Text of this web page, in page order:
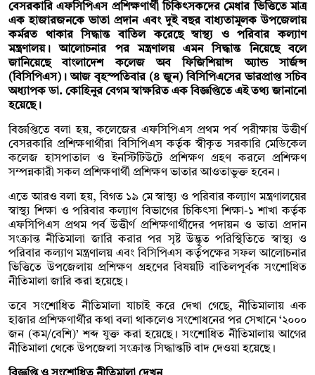
বেসরকারি এফসিপিএস প্রশিক্ষণার্থী চিকিৎসকদের মেধার ভিত্তিতে মাত্র
এক হাজারজনকে ভাতা প্রদান এবং দুই বছর বাধ্যতামূলক উপজেলায়
কর্মরত থাকার সিদ্ধান্ত বাতিল করেছে স্বাস্থ্য ও পরিবার কল্যাণ
মন্ত্রণালয়। আলোচনার পর মন্ত্রণালয় এমন সিদ্ধান্ত নিয়েছে বলে
জানিয়েছে বাংলাদেশ কলেজ অব ফিজিশিয়ান্স অ্যান্ড সার্জন্স
(বিসিপিএস)। আজ বৃহস্পতিবার (৪ জুন) বিসিপিএসের ভারপ্রাপ্ত সচিব
অধ্যাপক ডা. কোহিনুর বেগম স্বাক্ষরিত এক বিজ্ঞপ্তিতে এই তথ্য জানানো
হয়েছে।
বিজ্ঞপ্তিতে বলা হয়, কলেজের এফসিপিএস প্রথম পর্ব পরীক্ষায় উত্তীর্ণ
বেসরকারি প্রশিক্ষণার্থীরা বিসিপিএস কর্তৃক স্বীকৃত সরকারি মেডিকেল
কলেজ হাসপাতাল ও ইনস্টিটিউটে প্রশিক্ষণ গ্রহণ করলে প্রশিক্ষণ
সম্পন্নকারী সকল প্রশিক্ষণার্থী প্রশিক্ষণ ভাতার আওতাভুক্ত হবেন।
এতে আরও বলা হয়, বিগত ১৯ মে স্বাস্থ্য ও পরিবার কল্যাণ মন্ত্রণালয়ের
স্বাস্থ্য শিক্ষা ও পরিবার কল্যাণ বিভাগের চিকিৎসা শিক্ষা-১ শাখা কর্তৃক
এফসিপিএস প্রথম পর্ব উত্তীর্ণ প্রশিক্ষণার্থীদের পদায়ন ও ভাতা প্রদান
সংক্রান্ত নীতিমালা জারি করার পর সৃষ্ট উদ্ভূত পরিস্থিতিতে স্বাস্থ্য ও
পরিবার কল্যাণ মন্ত্রণালয় এবং বিসিপিএস কর্তৃপক্ষের সফল আলোচনার
ভিত্তিতে উপজেলায় প্রশিক্ষণ গ্রহণের বিষয়টি বাতিলপূর্বক সংশোধিত
নীতিমালা জারি করা হয়েছে।
তবে সংশোধিত নীতিমালা যাচাই করে দেখা গেছে, নীতিমালায় এক
হাজার প্রশিক্ষণার্থীর কথা বলা থাকলেও সংশোধনের পর সেখানে ‘২০০০
জন (কম/বেশি)’ শব্দ যুক্ত করা হয়েছে। সংশোধিত নীতিমালায় আগের
নীতিমালা থেকে উপজেলা সংক্রান্ত সিদ্ধান্তটি বাদ দেওয়া হয়েছে।